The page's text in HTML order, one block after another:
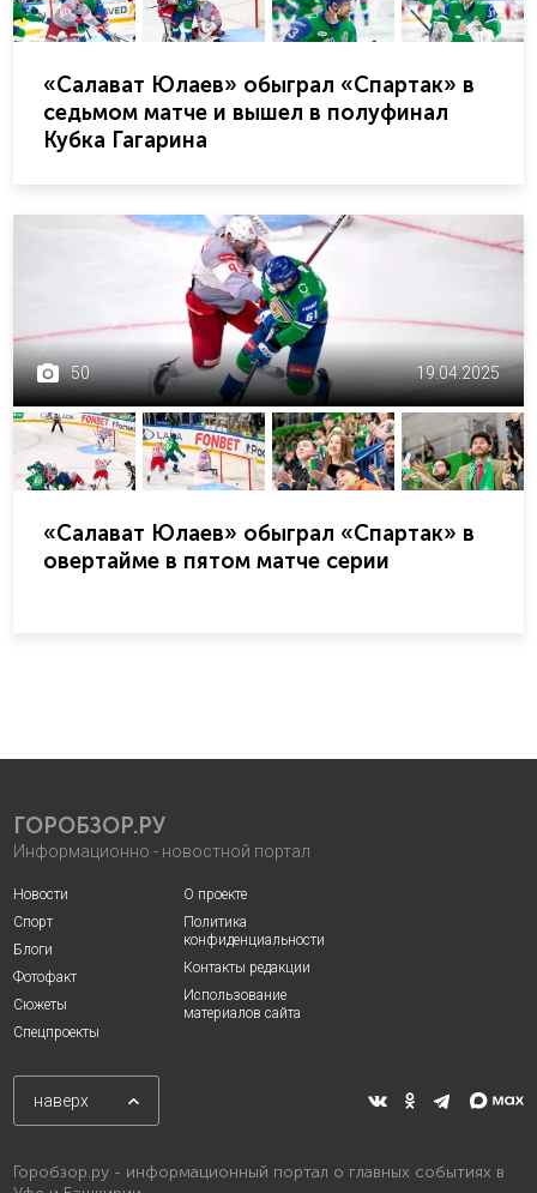
«Салават Юлаев» обыграл «Спартак» в
седьмом матче и вышел в полуфинал
Кубка Гагарина
50 19.04.2025
«Салават Юлаев» обыграл «Спартак» в
овертайме в пятом матче серии
ГОРОБЗОР.РУ
Информационно - новостной портал
Новости
Спорт
Блоги
Фотофакт
Сюжеты
Спецпроекты
О проекте
Политика
конфиденциальности
Контакты редакции
Использование
материалов сайта
наверх
Горобзор.ру - информационный портал о главных событиях в